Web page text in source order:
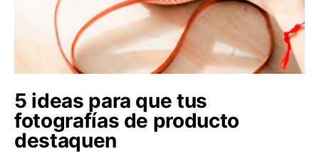
5 ideas para que tus
fotografías de producto
destaquen